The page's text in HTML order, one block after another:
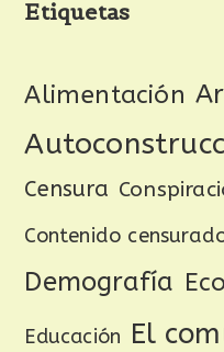
Etiquetas
Alimentación
Censura
Contenido
Demografía
Educación El